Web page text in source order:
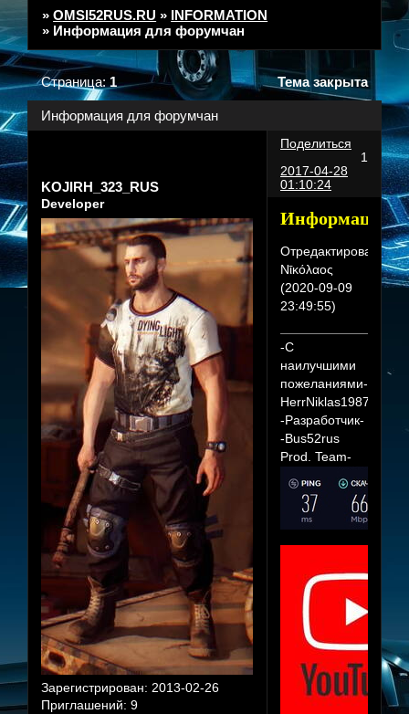
»OMSI52RUS.RU » INFORMATION
» Информация для форумчан
Информация для форумчан
Страница:1 Тема закрыта
Поделиться
1
2017-04-28
01:10:24
KOJIRH_323_RUS
Developer
Зарегистрирован: 2013-02-26
Приглашений: 9
Информация
Отредактировано
Νῑκόλαος
(2020-09-09
23:49:55)
-С
наилучшими
пожеланиями-
HerrNiklas1987
-Разработчик-
-Bus52rus
Prod. Team-